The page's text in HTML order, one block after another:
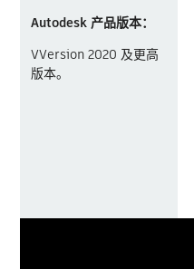
Autodesk 产品版本：
VVersion 2020 及更高
版本。